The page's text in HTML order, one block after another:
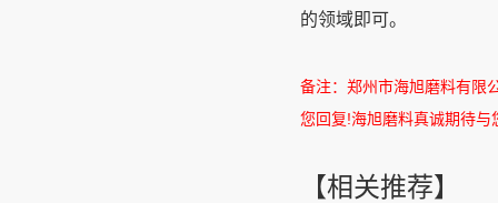
的领域即可。
备注：郑州市海旭磨料有限
您回复!海旭磨料真诚期待与
【相关推荐】